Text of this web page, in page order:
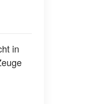
in